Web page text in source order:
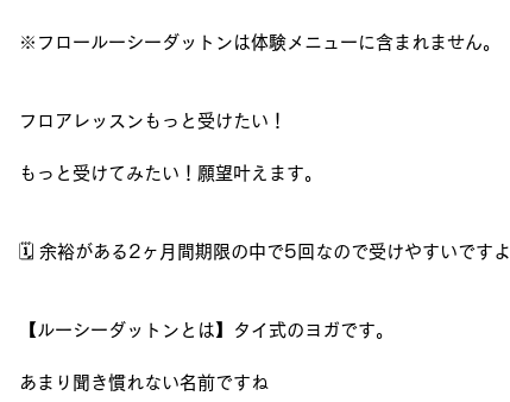
※フロールーシーダットンは体験メニューに含まれません。
フロアレッスンもっと受けたい！
もっと受けてみたい！願望叶えます。
🗓️ 余裕がある2ヶ月間期限の中で5回なので受けやすいですよ
【ルーシーダットンとは】タイ式のヨガです。
あまり聞き慣れない名前ですね